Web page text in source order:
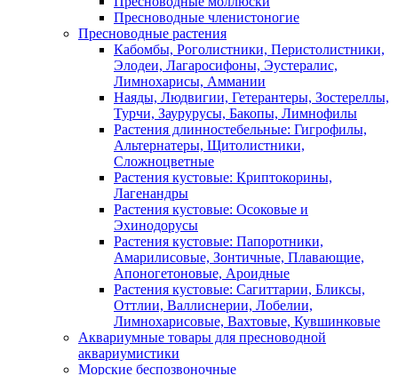
Пресноводные членистоногие
Пресноводные растения
Кабомбы, Роголистники, Перистолистники,
Элодеи, Лагаросифоны, Эустералис,
Лимнохарисы, Аммании
Наяды, Людвигии, Гетерантеры, Зостереллы,
Турчи, Заурурусы, Бакопы, Лимнофилы
Растения длинностебельные: Гигрофилы,
Альтернатеры, Щитолистники,
Сложноцветные
Растения кустовые: Криптокорины,
Лагенандры
Растения кустовые: Осоковые и
Эхинодорусы
Растения кустовые: Папоротники,
Амарилисовые, Зонтичные, Плавающие,
Апоногетоновые, Ароидные
Растения кустовые: Сагиттарии, Бликсы,
Оттлии, Валлиснерии, Лобелии,
Лимнохарисовые, Вахтовые, Кувшинковые
Аквариумные товары для пресноводной
аквариумистики
Морские беспозвоночные